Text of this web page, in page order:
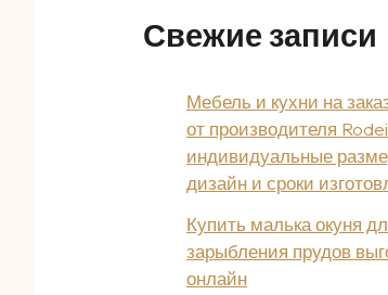
Свежие записи
Мебель и кухни на
от производителя
индивидуальные
дизайн и сроки
Купить малька окуня
зарыбления прудов
онлайн